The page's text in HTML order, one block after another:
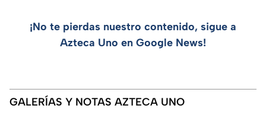
¡No te pierdas nuestro contenido, sigue a
Azteca Uno en Google News!
GALERÍAS Y NOTAS AZTECA UNO